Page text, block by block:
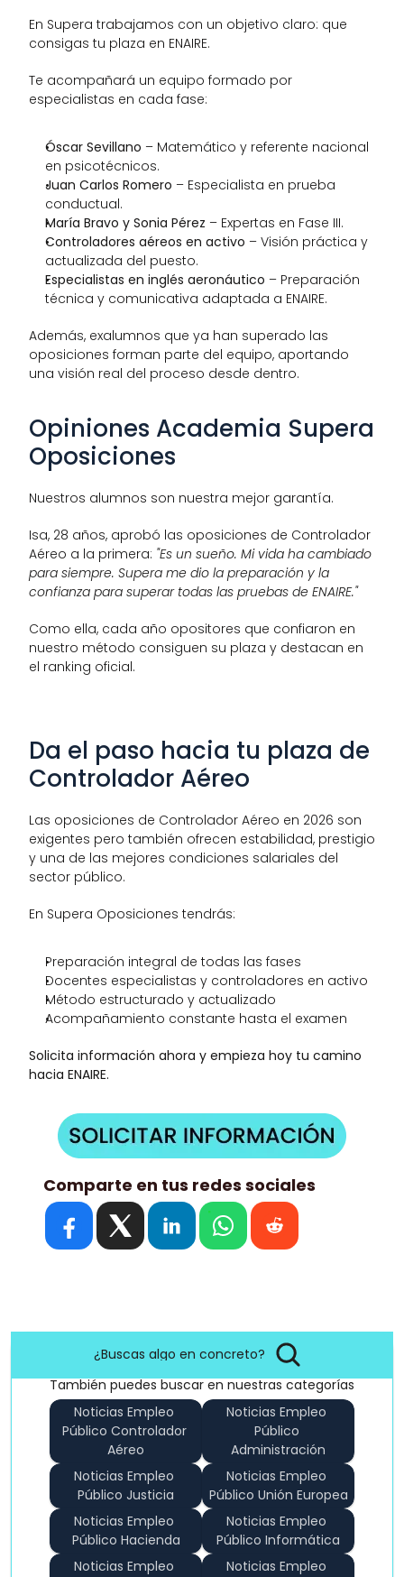
En Supera trabajamos con un objetivo claro: que
consigas tu plaza en ENAIRE.
Te acompañará un equipo formado por
especialistas en cada fase:
Óscar Sevillano – Matemático y referente nacional
en psicotécnicos.
Juan Carlos Romero – Especialista en prueba
conductual.
María Bravo y Sonia Pérez – Expertas en Fase III.
Controladores aéreos en activo – Visión práctica y
actualizada del puesto.
Especialistas en inglés aeronáutico – Preparación
técnica y comunicativa adaptada a ENAIRE.
Además, exalumnos que ya han superado las
oposiciones forman parte del equipo, aportando
una visión real del proceso desde dentro.
Opiniones Academia Supera
Oposiciones
Nuestros alumnos son nuestra mejor garantía.
Isa, 28 años, aprobó las oposiciones de Controlador
Aéreo a la primera: "Es un sueño. Mi vida ha cambiado
para siempre. Supera me dio la preparación y la
confianza para superar todas las pruebas de ENAIRE."
Como ella, cada año opositores que confiaron en
nuestro método consiguen su plaza y destacan en
el ranking oficial.
Da el paso hacia tu plaza de
Controlador Aéreo
Las oposiciones de Controlador Aéreo en 2026 son
exigentes pero también ofrecen estabilidad, prestigio
y una de las mejores condiciones salariales del
sector público.
En Supera Oposiciones tendrás:
Preparación integral de todas las fases
Docentes especialistas y controladores en activo
Método estructurado y actualizado
Acompañamiento constante hasta el examen
Solicita información ahora y empieza hoy tu camino
hacia ENAIRE.
Comparte en tus redes sociales
¿Buscas algo en concreto?
También puedes buscar en nuestras categorías
Noticias Empleo
Público Controlador
Aéreo
Noticias Empleo
Público
Administración
Noticias Empleo
Público Justicia
Noticias Empleo
Público Unión Europea
Noticias Empleo
Público Hacienda
Noticias Empleo
Público Informática
Noticias Empleo
Noticias Empleo